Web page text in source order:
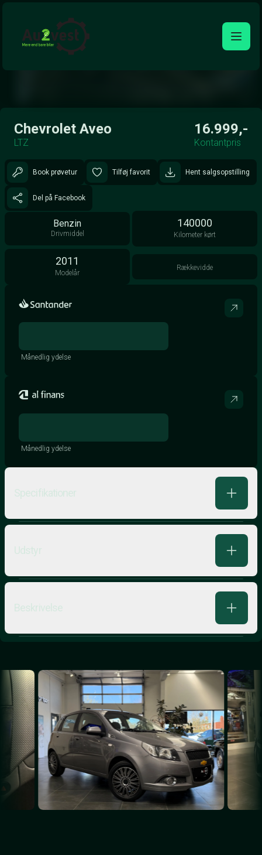
Åben galleri
Chevrolet Aveo
LTZ
16.999,-
Kontantpris
Book prøvetur Tilføj favorit Hent salgsopstilling
Del på Facebook
Benzin
Drivmiddel
140000
Kilometer kørt
2011
Modelår
Rækkevidde
Månedlig ydelse
Månedlig ydelse
Specifikationer
Udstyr
Beskrivelse